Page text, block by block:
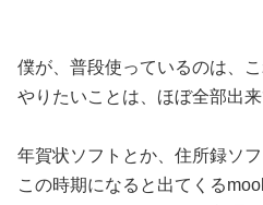
僕が、普段使っているのは、こ
やりたいことは、ほぼ全部出来
年賀状ソフトとか、住所録ソフ
この時期になると出てくる